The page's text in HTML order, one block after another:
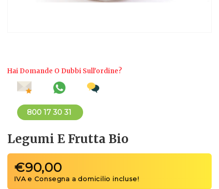
Hai Domande O Dubbi Sull'ordine?
800 17 30 31
Legumi E Frutta Bio
€90,00